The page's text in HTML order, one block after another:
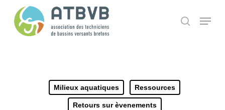
search
Menu
Milieux aquatiques Ressources
Retours sur èvenements
Panneau de gestion des cookies